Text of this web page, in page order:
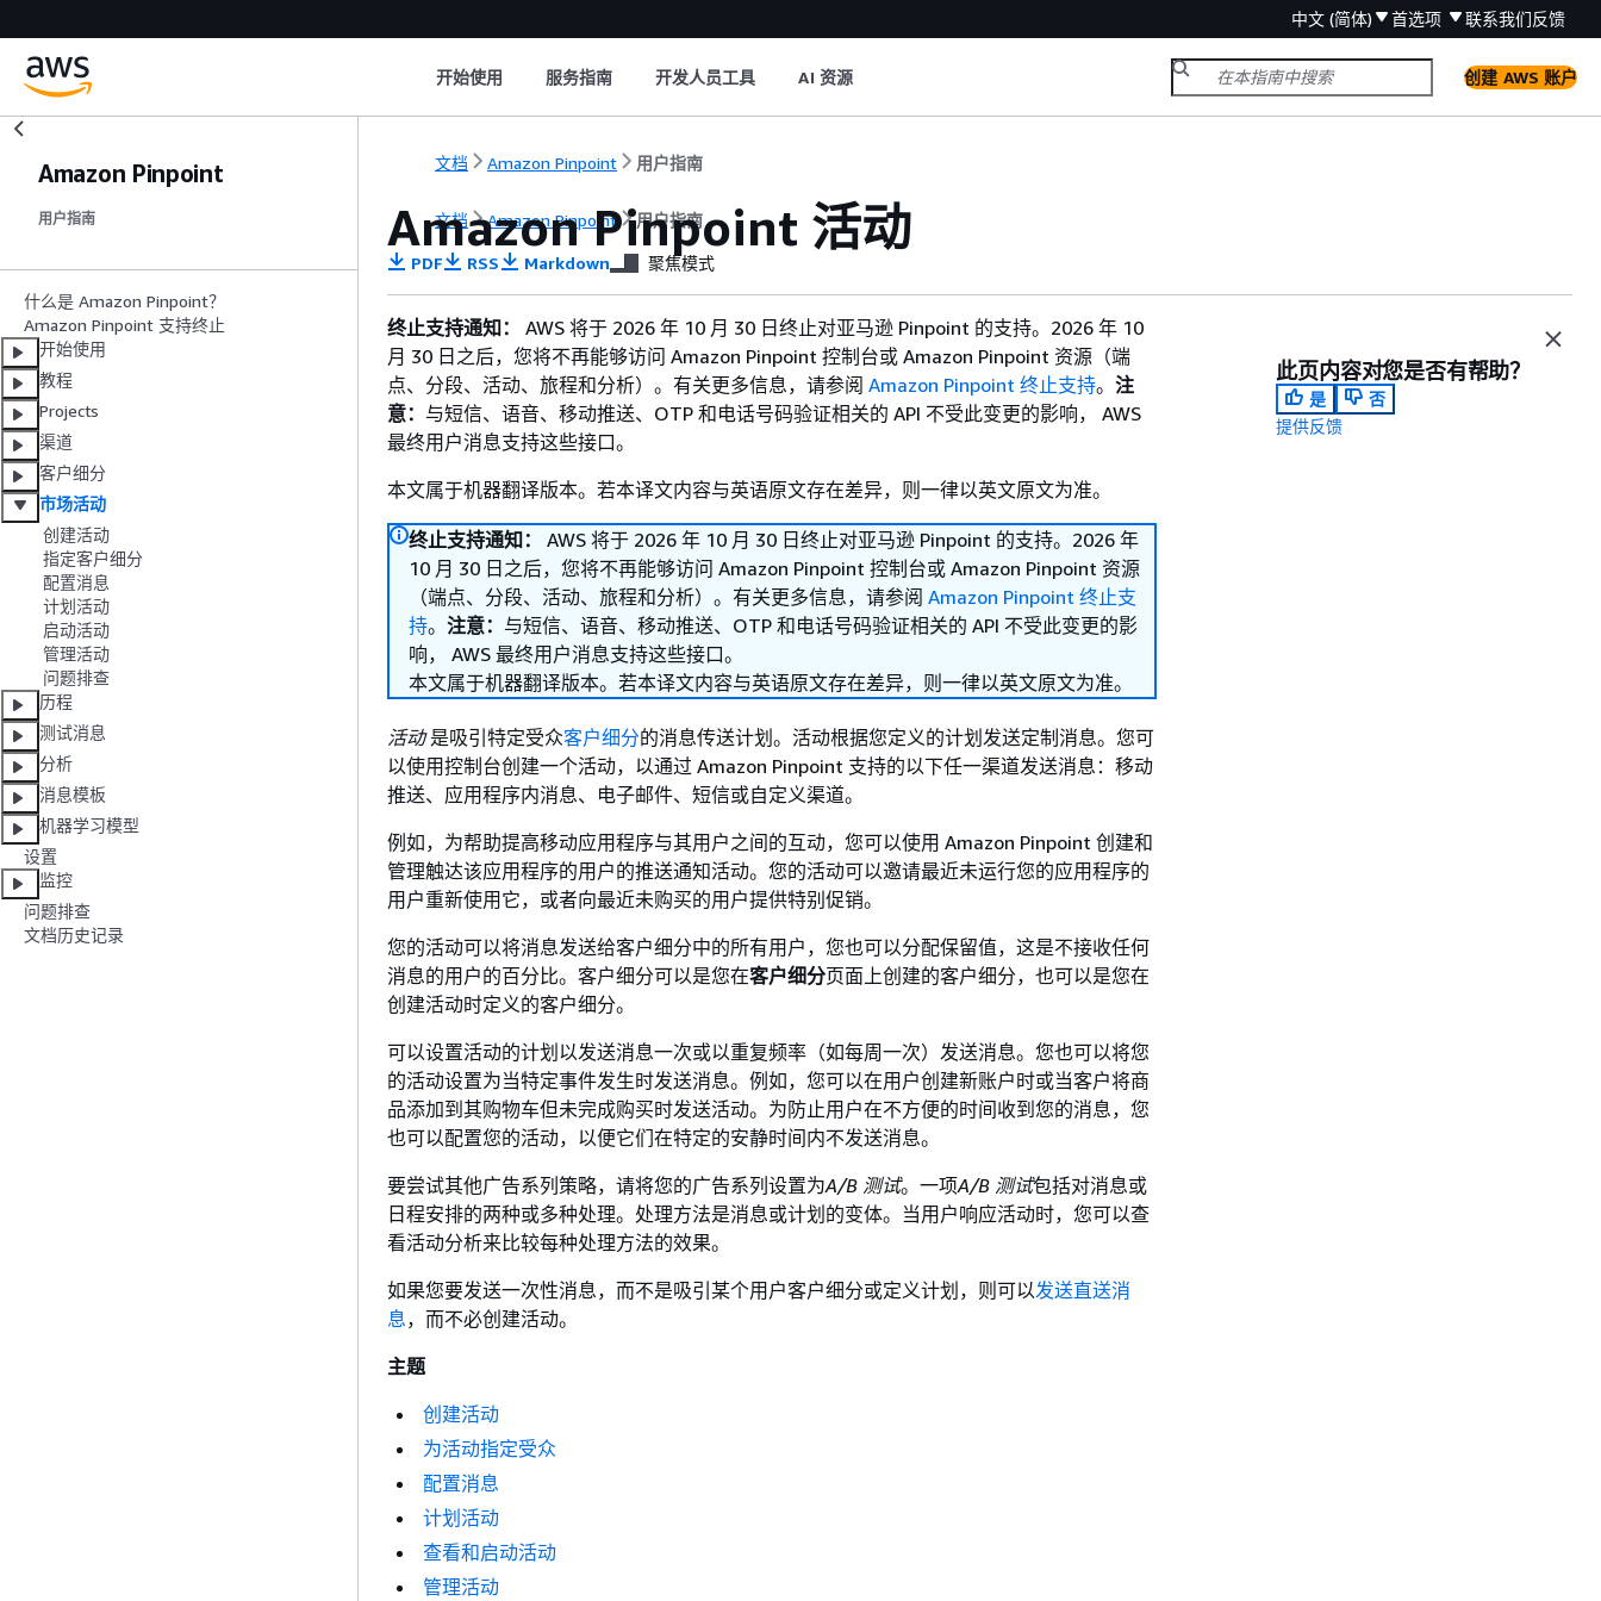
中文 (简体) 首选项 联系我们反馈
开始使用 服务指南 开发人员工具 AI 资源 创建 AWS 账户
Amazon Pinpoint
用户指南
什么是 Amazon Pinpoint？
Amazon Pinpoint 支持终止
开始使用
教程
Projects
渠道
客户细分
市场活动
创建活动
指定客户细分
配置消息
计划活动
启动活动
管理活动
问题排查
历程
测试消息
分析
消息模板
机器学习模型
设置
监控
问题排查
文档历史记录
文档 Amazon Pinpoint 用户指南
文档 Amazon Pinpoint 用户指南
Amazon Pinpoint 活动
PDF RSS Markdown 聚焦模式
终止支持通知：
AWS 将于 2026 年 10 月 30 日终止对亚马逊 Pinpoint 的支持。2026 年 10
月 30 日之后，您将不再能够访问 Amazon Pinpoint 控制台或 Amazon Pinpoint 资源（端
点、分段、活动、旅程和分析）。有关更多信息，请参阅 Amazon Pinpoint 终止支持。 注
意： 与短信、语音、移动推送、OTP 和电话号码验证相关的 API 不受此变更的影响， AWS
最终用户消息支持这些接口。
本文属于机器翻译版本。若本译文内容与英语原文存在差异，则一律以英文原文为准。
终止支持通知：
AWS 将于 2026 年 10 月 30 日终止对亚马逊 Pinpoint 的支持。2026 年
10 月 30 日之后，您将不再能够访问 Amazon Pinpoint 控制台或 Amazon Pinpoint 资源
（端点、分段、活动、旅程和分析）。有关更多信息，请参阅 Amazon Pinpoint 终止支
持。 注意： 与短信、语音、移动推送、OTP 和电话号码验证相关的 API 不受此变更的影
响， AWS 最终用户消息支持这些接口。
本文属于机器翻译版本。若本译文内容与英语原文存在差异，则一律以英文原文为准。
活动是吸引特定受众客户细分的消息传送计划。活动根据您定义的计划发送定制消息。您可
以使用控制台创建一个活动，以通过 Amazon Pinpoint 支持的以下任一渠道发送消息：移动
推送、应用程序内消息、电子邮件、短信或自定义渠道。
例如，为帮助提高移动应用程序与其用户之间的互动，您可以使用 Amazon Pinpoint 创建和
管理触达该应用程序的用户的推送通知活动。您的活动可以邀请最近未运行您的应用程序的
用户重新使用它，或者向最近未购买的用户提供特别促销。
您的活动可以将消息发送给客户细分中的所有用户，您也可以分配保留值，这是不接收任何
消息的用户的百分比。客户细分可以是您在客户细分页面上创建的客户细分，也可以是您在
创建活动时定义的客户细分。
可以设置活动的计划以发送消息一次或以重复频率（如每周一次）发送消息。您也可以将您
的活动设置为当特定事件发生时发送消息。例如，您可以在用户创建新账户时或当客户将商
品添加到其购物车但未完成购买时发送活动。为防止用户在不方便的时间收到您的消息，您
也可以配置您的活动，以便它们在特定的安静时间内不发送消息。
要尝试其他广告系列策略，请将您的广告系列设置为A/B 测试。一项A/B 测试包括对消息或
日程安排的两种或多种处理。处理方法是消息或计划的变体。当用户响应活动时，您可以查
看活动分析来比较每种处理方法的效果。
如果您要发送一次性消息，而不是吸引某个用户客户细分或定义计划，则可以发送直送消
息，而不必创建活动。
主题
创建活动
为活动指定受众
配置消息
计划活动
查看和启动活动
管理活动
此页内容对您是否有帮助？
是
否
提供反馈